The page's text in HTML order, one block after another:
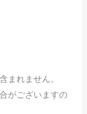
まれません。
がございますの